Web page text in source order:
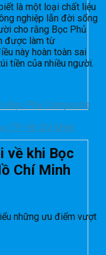
là một loại chất liệu
nghiệp lẫn đời sống
cho rằng Bọc Phủ
được làm từ
này hoàn toàn sai
tiền của nhiều người.
Bọc Phủ Composite
T.P Hồ Chí Minh
về khi Bọc
Chí Minh
những ưu điểm vượt